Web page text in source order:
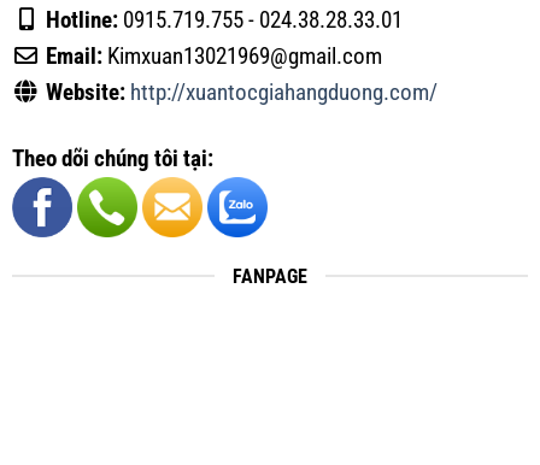
Hotline:0915.719.755 - 024.38.28.33.01
Email:Kimxuan13021969@gmail.com
Website: http://xuantocgiahangduong.com/
Theo dõi chúng tôi tại:
FANPAGE